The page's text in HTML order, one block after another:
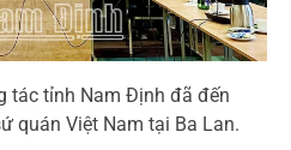
tác tỉnh Nam Định đã đến
quán Việt Nam tại Ba Lan.